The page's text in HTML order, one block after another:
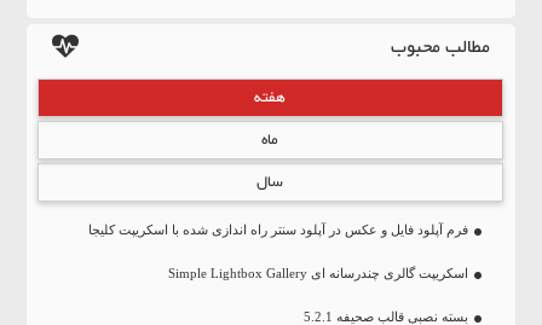
مطالب محبوب
هفته
ماه
سال
فرم آپلود فایل و عکس در آپلود سنتر راه اندازی شده با اسکریپت کلیجا
اسکریپت گالری چندرسانه ای Simple Lightbox Gallery
بسته نصبی قالب صحیفه 5.2.1